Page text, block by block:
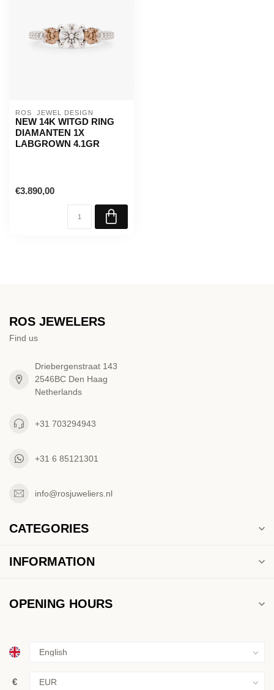
ROS  JEWEL DESIGN
NEW 14K WITGD RING
DIAMANTEN 1X
LABGROWN 4.1GR
€3.890,00
ROS JEWELERS
Find us
Driebergenstraat 143
2546BC Den Haag
Netherlands
+31 703294943
+31 6 85121301
info@rosjuweliers.nl
CATEGORIES
INFORMATION
OPENING HOURS
€